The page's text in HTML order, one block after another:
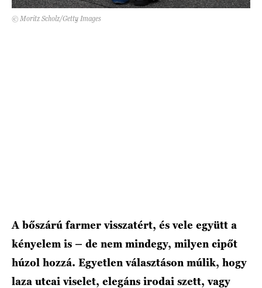
© Moritz Scholz/Getty Images
A bőszárú farmer visszatért, és vele együtt a
kényelem is – de nem mindegy, milyen cipőt
húzol hozzá. Egyetlen választáson múlik, hogy
laza utcai viselet, elegáns irodai szett, vagy